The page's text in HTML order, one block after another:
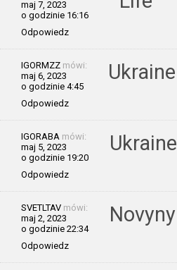
maj 7, 2023
o godzinie 16:16
Odpowiedz
IGORMZZ mówi:
maj 6, 2023
o godzinie 4:45
Odpowiedz
Ukraine
IGORABA mówi:
maj 5, 2023
o godzinie 19:20
Odpowiedz
Ukraine
SVETLTAV mówi:
maj 2, 2023
o godzinie 22:34
Odpowiedz
Novyny